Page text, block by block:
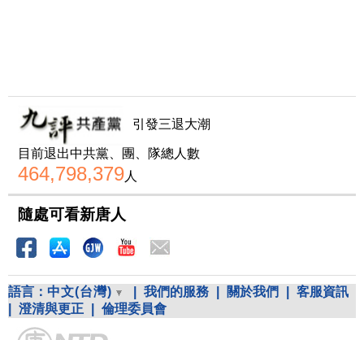
引發三退大潮
目前退出中共黨、團、隊總人數
464,798,379人
隨處可看新唐人
語言： 中文(台灣) 我們的服務 關於我們
客服資訊
澄清與更正 倫理委員會